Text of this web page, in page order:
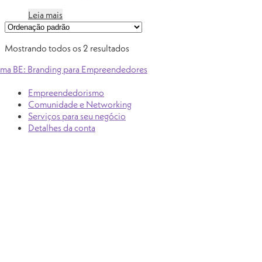
Leia mais
Mostrando todos os 2 resultados
Empreendedorismo
Comunidade e Networking
Serviços para seu negócio
Detalhes da conta